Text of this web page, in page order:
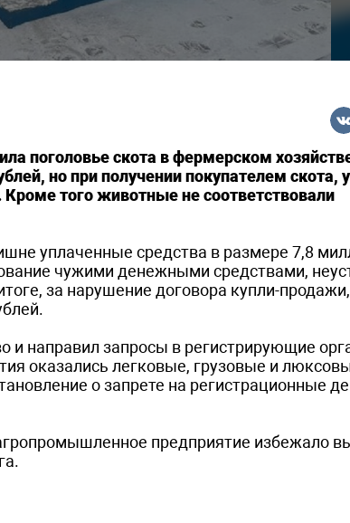
поголовье скота в фермерском
но при получении покупателем скота,
того животные не соответствовали
уплаченные средства в размере 7,8
чужими денежными средствами,
за нарушение договора купли-продажи,
и направил запросы в регистрирующие
оказались легковые, грузовые и
о запрете на регистрационные
предприятие избежало